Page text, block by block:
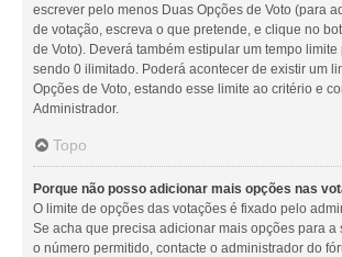
escrever pelo menos Duas Opções de Voto (para
de votação, escreva o que pretende, e clique no
de Voto). Deverá também estipular um tempo limite
sendo 0 ilimitado. Poderá acontecer de existir um
Opções de Voto, estando esse limite ao critério e
Administrador.
Topo
Porque não posso adicionar mais opções nas
O limite de opções das votações é fixado pelo
Se acha que precisa adicionar mais opções para a
o número permitido, contacte o administrador do